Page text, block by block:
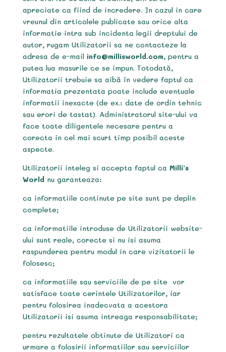
apreciate ca fiind de incredere. In cazul in care
vreunul din articolele publicate sau orice alta
informatie intra sub incidenta legii dreptului de
autor, rugam Utilizatorii sa ne contacteze la
adresa de e-mail info@millisworld.com, pentru a
putea lua masurile ce se impun. Totodată,
Utilizatorii trebuie sa aibă în vedere faptul ca
informatia prezentata poate include eventuale
informatii inexacte (de ex.: date de ordin tehnic
sau erori de tastat). Administratorul site-ului va
face toate diligentele necesare pentru a
corecta in cel mai scurt timp posibil aceste
aspecte.
Utilizatorii inteleg si accepta faptul ca Milli’s
Worldnu garanteaza:
ca informatiile continute pe site sunt pe deplin
complete;
ca informatiile introduse de Utilizatorii website-
ului sunt reale, corecte si nu isi asuma
raspunderea pentru modul in care vizitatorii le
folosesc;
ca informatiile sau serviciile de pe site vor
satisface toate cerintele Utilizatorilor, iar
pentru folosirea inadecvata a acestora
Utilizatorii isi asuma intreaga responsabilitate;
pentru rezultatele obtinute de Utilizatori ca
urmare a folosirii informatiilor sau serviciilor